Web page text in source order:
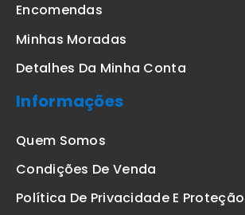
Encomendas
Minhas Moradas
Detalhes Da Minha Conta
Informações
Quem Somos
Condições De Venda
Política De Privacidade E